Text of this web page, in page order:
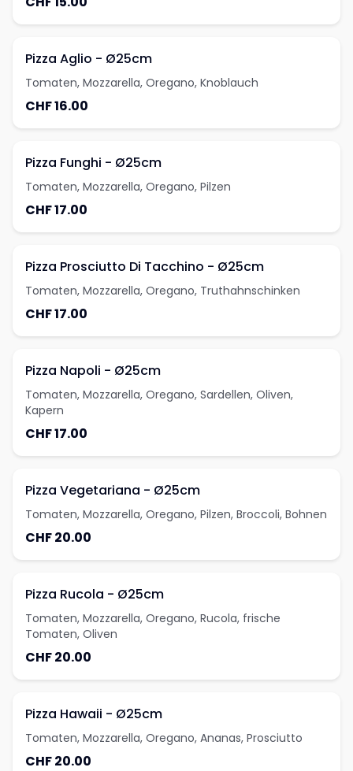
Pizza Aglio - Ø25cm
Tomaten, Mozzarella, Oregano, Knoblauch
CHF 16.00
Pizza Funghi - Ø25cm
Tomaten, Mozzarella, Oregano, Pilzen
CHF 17.00
Pizza Prosciutto Di Tacchino - Ø25cm
Tomaten, Mozzarella, Oregano, Truthahnschinken
CHF 17.00
Pizza Napoli - Ø25cm
Tomaten, Mozzarella, Oregano, Sardellen, Oliven,
Kapern
CHF 17.00
Pizza Vegetariana - Ø25cm
Tomaten, Mozzarella, Oregano, Pilzen, Broccoli, Bohnen
CHF 20.00
Pizza Rucola - Ø25cm
Tomaten, Mozzarella, Oregano, Rucola, frische
Tomaten, Oliven
CHF 20.00
Pizza Hawaii - Ø25cm
Tomaten, Mozzarella, Oregano, Ananas, Prosciutto
CHF 20.00